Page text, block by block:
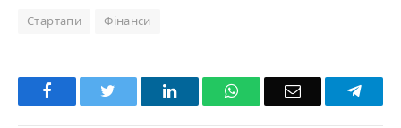
Стартапи Фінанси
Facebook LinkedInWhatsAppEmail